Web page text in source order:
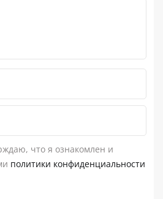
что я ознакомлен и
политики конфиденциальности